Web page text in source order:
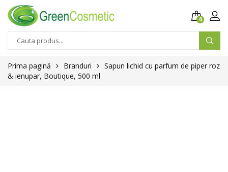
0
Prima pagină Branduri
Sapun lichid cu parfum de piper roz
& ienupar, Boutique, 500 ml